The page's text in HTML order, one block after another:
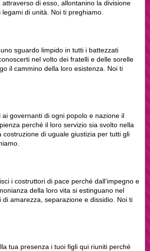
di esso, allontanino la divisione
di unità. Noi ti preghiamo.
sguardo limpido in tutti i battezzati
nel volto dei fratelli e delle sorelle
il cammino della loro esistenza. Noi ti
governanti di ogni popolo e nazione il
perché il loro servizio sia svolto nella
costruzione di uguale giustizia per tutti gli
i costruttori di pace perché dall’impegno e
della loro vita si estinguano nel
di amarezza, separazione e dissidio. Noi ti
tua presenza i tuoi figli qui riuniti perché